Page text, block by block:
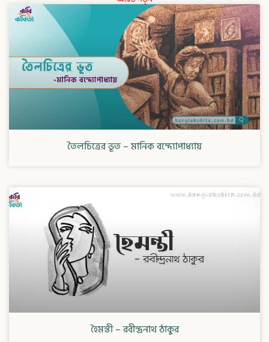
তৈলচিত্রের ভূত – মানিক বন্দ্যোপাধ্যায়
হৈমন্তী – রবীন্দ্রনাথ ঠাকুর